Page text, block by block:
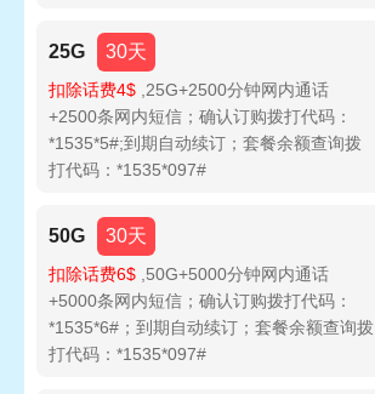
25G 30天
扣除话费4$ ,25G+2500分钟网内通话
+2500条网内短信；确认订购拨打代码：
*1535*5#;到期自动续订；套餐余额查询拨
打代码：*1535*097#
50G 30天
扣除话费6$ ,50G+5000分钟网内通话
+5000条网内短信；确认订购拨打代码：
*1535*6#；到期自动续订；套餐余额查询拨
打代码：*1535*097#